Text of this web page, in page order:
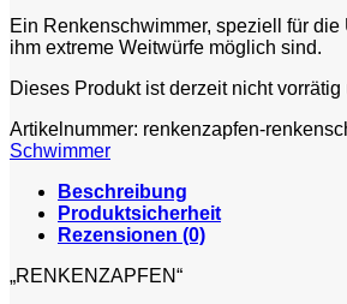
Ein Renkenschwimmer, speziell für die
ihm extreme Weitwürfe möglich sind.
Dieses Produkt ist derzeit nicht vorrätig
Artikelnummer: renkenzapfen-
Schwimmer
Beschreibung
Produktsicherheit
Rezensionen (0)
„RENKENZAPFEN“